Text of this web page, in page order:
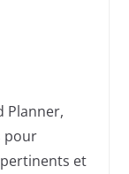
Planner,
pour
et